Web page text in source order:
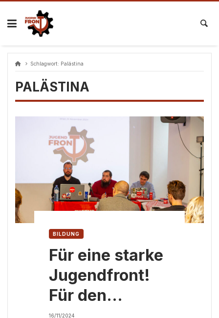
Skip
content
Schlagwort: Palästina
PALÄSTINA
BILDUNG
Für eine starke
Jugendfront!
Für den
16/11/2024